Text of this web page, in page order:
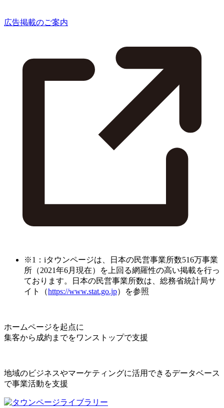
広告掲載のご案内
※1：iタウンページは、日本の民営事業所数516万事業
所（2021年6月現在）を上回る網羅性の高い掲載を行っ
ております。日本の民営事業所数は、総務省統計局サ
イト（https://www.stat.go.jp）を参照
ホームページを起点に
集客から成約までをワンストップで支援
地域のビジネスやマーケティングに活用できるデータベース
で事業活動を支援